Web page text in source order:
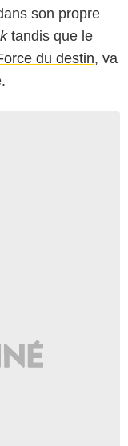
son propre
tandis que le
du destin, va